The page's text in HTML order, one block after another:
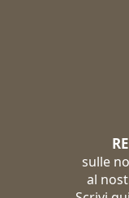
sulle
al